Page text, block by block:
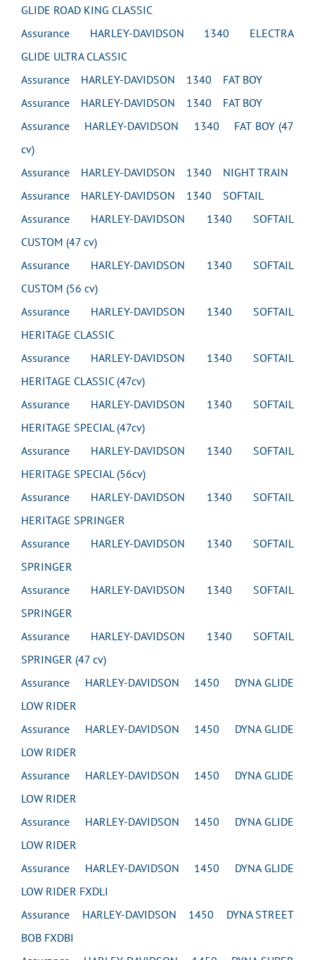
GLIDE ROAD KING CLASSIC
Assurance HARLEY-DAVIDSON 1340 ELECTRA
GLIDE ULTRA CLASSIC
Assurance HARLEY-DAVIDSON 1340 FAT BOY
Assurance HARLEY-DAVIDSON 1340 FAT BOY
Assurance HARLEY-DAVIDSON 1340 FAT BOY (47
cv)
Assurance HARLEY-DAVIDSON 1340 NIGHT TRAIN
Assurance HARLEY-DAVIDSON 1340 SOFTAIL
Assurance HARLEY-DAVIDSON 1340 SOFTAIL
CUSTOM (47 cv)
Assurance HARLEY-DAVIDSON 1340 SOFTAIL
CUSTOM (56 cv)
Assurance HARLEY-DAVIDSON 1340 SOFTAIL
HERITAGE CLASSIC
Assurance HARLEY-DAVIDSON 1340 SOFTAIL
HERITAGE CLASSIC (47cv)
Assurance HARLEY-DAVIDSON 1340 SOFTAIL
HERITAGE SPECIAL (47cv)
Assurance HARLEY-DAVIDSON 1340 SOFTAIL
HERITAGE SPECIAL (56cv)
Assurance HARLEY-DAVIDSON 1340 SOFTAIL
HERITAGE SPRINGER
Assurance HARLEY-DAVIDSON 1340 SOFTAIL
SPRINGER
Assurance HARLEY-DAVIDSON 1340 SOFTAIL
SPRINGER
Assurance HARLEY-DAVIDSON 1340 SOFTAIL
SPRINGER (47 cv)
Assurance HARLEY-DAVIDSON 1450 DYNA GLIDE
LOW RIDER
Assurance HARLEY-DAVIDSON 1450 DYNA GLIDE
LOW RIDER
Assurance HARLEY-DAVIDSON 1450 DYNA GLIDE
LOW RIDER
Assurance HARLEY-DAVIDSON 1450 DYNA GLIDE
LOW RIDER
Assurance HARLEY-DAVIDSON 1450 DYNA GLIDE
LOW RIDER FXDLI
Assurance HARLEY-DAVIDSON 1450 DYNA STREET
BOB FXDBI